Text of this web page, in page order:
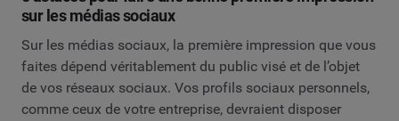
sur les médias sociaux
Sur les médias sociaux, la première impression que vous
faites dépend véritablement du public visé et de l’objet
de vos réseaux sociaux. Vos profils sociaux personnels,
comme ceux de votre entreprise, devraient disposer